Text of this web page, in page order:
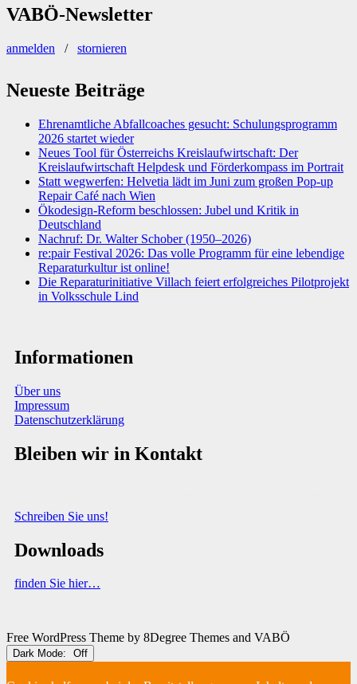
VABÖ-Newsletter
anmelden / stornieren
Neueste Beiträge
Ehrenamtliche Abfallcoaches gesucht: Schulungsprogramm
2026 startet wieder
Neues Tool für Österreichs Kreislaufwirtschaft: Der
Kreislaufwirtschaft Helpdesk und Förderkompass im Portrait
Statt wegwerfen: Helvetia lädt im Juni zum großen Pop-up
Repair Café nach Wien
Ökodesign-Reform beschlossen: Jubel und Kritik in
Deutschland
Nachruf: Dr. Walter Schober (1950–2026)
re:pair Festival 2026: Das volle Programm für eine lebendige
Reparaturkultur ist online!
Die Reparaturinitiative Villach feiert erfolgreiches Pilotprojekt
in Volksschule Lind
Informationen
Über uns
Impressum
Datenschutzerklärung
Bleiben wir in Kontakt
Schreiben Sie uns!
Downloads
finden Sie hier…
Free WordPress Theme by 8Degree Themes and VABÖ
Dark Mode: